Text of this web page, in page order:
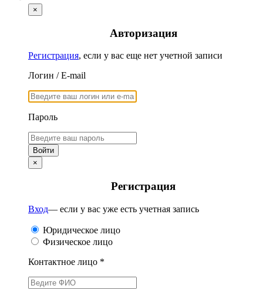
×
Авторизация
Регистрация, если у вас еще нет учетной записи
Логин / E-mail
Пароль
×
Регистрация
Вход— если у вас уже есть учетная запись
Юридическое лицо
Физическое лицо
Контактное лицо *